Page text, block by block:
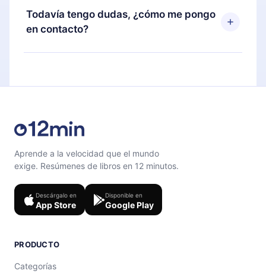
También puedes leer o escuchar tus títulos
favoritos sin conexión y desafiarte con un
puedes cancelar en cualquier momento y el
próximo ciclo de facturación no ocurrirá.
Todavía tengo dudas, ¿cómo me pongo
en contacto?
Siéntete libre de contactarnos en
Aprende a la velocidad que el mundo
exige. Resúmenes de libros en 12 minutos.
Descárgalo en
App Store
Disponible en
Google Play
PRODUCTO
Categorías